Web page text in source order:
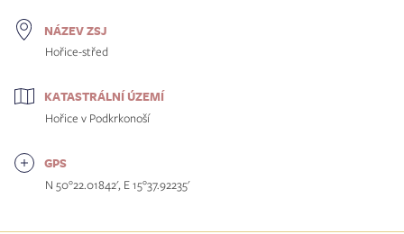
NÁZEV ZSJ
Hořice-střed
KATASTRÁLNÍ ÚZEMÍ
Hořice v Podkrkonoší
GPS
N 50°22.01842', E 15°37.92235'